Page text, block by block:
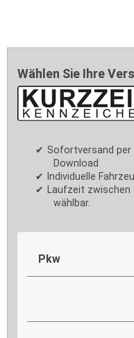
Wählen Sie Ihre
Sofortversand per
Download
Individuelle
Laufzeit
wählbar.